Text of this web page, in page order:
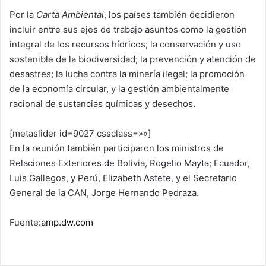
Por la Carta Ambiental, los países también decidieron
incluir entre sus ejes de trabajo asuntos como la gestión
integral de los recursos hídricos; la conservación y uso
sostenible de la biodiversidad; la prevención y atención de
desastres; la lucha contra la minería ilegal; la promoción
de la economía circular, y la gestión ambientalmente
racional de sustancias químicas y desechos.
[metaslider id=9027 cssclass=»»]
En la reunión también participaron los ministros de
Relaciones Exteriores de Bolivia, Rogelio Mayta; Ecuador,
Luis Gallegos, y Perú, Elizabeth Astete, y el Secretario
General de la CAN, Jorge Hernando Pedraza.
Fuente:amp.dw.com